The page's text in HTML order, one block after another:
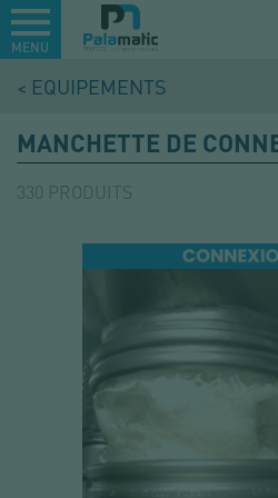
principal
MENU
EQUIPEMENTS
MANCHETTE DE
330